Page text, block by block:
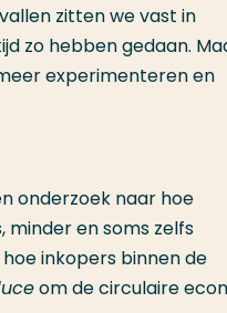
zitten we vast in
zo hebben gedaan.
experimenteren en
onderzoek naar hoe
en soms zelfs
inkopers binnen de
om de circulaire